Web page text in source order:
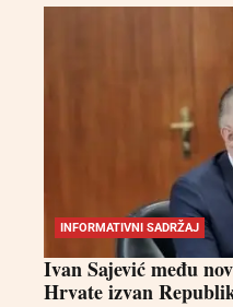
INFORMATIVNI SADRŽAJ
Ivan Sajević među
Hrvate izvan